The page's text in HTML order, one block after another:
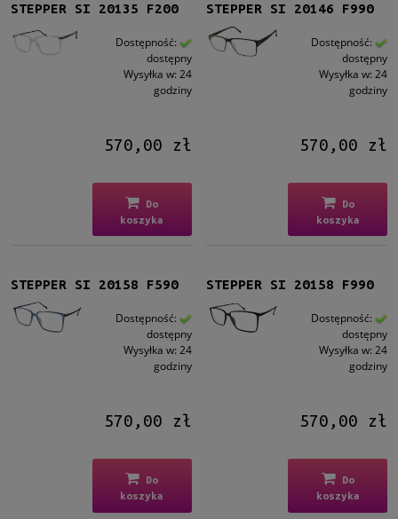
Damskie(27)
Męskie
Okrągłe/Owalne (9)
(8)
Czarny
Brązowy/Beżowy(4)
STEPPER SI 20135 F200
Dostępność:
dostępny
Wysyłka w: 24
godziny
570,00 zł
Do
koszyka
STEPPER SI 20146 F990
Dostępność:
dostępny
Wysyłka w: 24
godziny
570,00 zł
Do
koszyka
STEPPER SI 20158 F590
Dostępność:
dostępny
Wysyłka w: 24
godziny
570,00 zł
Do
koszyka
STEPPER SI 20158 F990
Dostępność:
dostępny
Wysyłka w: 24
godziny
570,00 zł
Do
koszyka